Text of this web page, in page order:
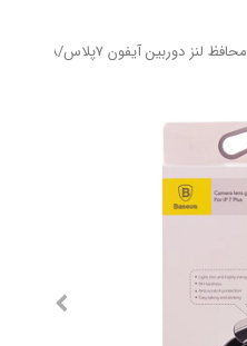
محافظ لنز دوربین آیفون 7پلاس/8پلاس باسئوس